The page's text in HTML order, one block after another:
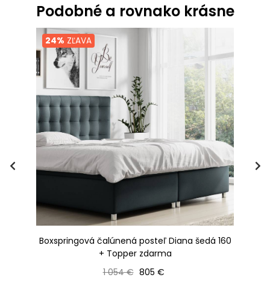
Podobné a rovnako krásne
24% ZĽAVA
Boxspringová čalúnená posteľ Diana šedá 160
+ Topper zdarma
Bežná cena
1 054 € Cena
805 €